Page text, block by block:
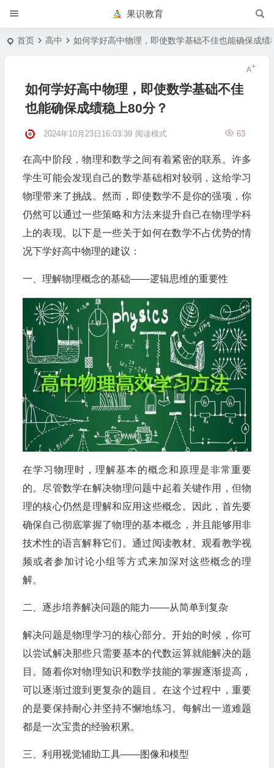
果识教育
首页 高中 如何学好高中物理，即使数学基础不佳也能确保成绩
如何学好高中物理，即使数学基础不佳
也能确保成绩稳上80分？
2024年10月23日16:03:39 63
阅读模式
在高中阶段，物理和数学之间有着紧密的联系。许多
学生可能会发现自己的数学基础相对较弱，这给学习
物理带来了挑战。然而，即使数学不是你的强项，你
仍然可以通过一些策略和方法来提升自己在物理学科
上的表现。以下是一些关于如何在数学不占优势的情
况下学好高中物理的建议：
一、理解物理概念的基础——逻辑思维的重要性
在学习物理时，理解基本的概念和原理是非常重要
的。尽管数学在解决物理问题中起着关键作用，但物
理的核心仍然是理解和应用这些概念。因此，首先要
确保自己彻底掌握了物理的基本概念，并且能够用非
技术性的语言解释它们。通过阅读教材、观看教学视
频或者参加讨论小组等方式来加深对这些概念的理
解。
二、逐步培养解决问题的能力——从简单到复杂
解决问题是物理学习的核心部分。开始的时候，你可
以尝试解决那些只需要基本的代数运算就能解决的题
目。随着你对物理知识和数学技能的掌握逐渐提高，
可以逐渐过渡到更复杂的题目。在这个过程中，重要
的是要保持耐心并坚持不懈地练习。每解出一道难题
都是一次宝贵的经验积累。
三、利用视觉辅助工具——图像和模型